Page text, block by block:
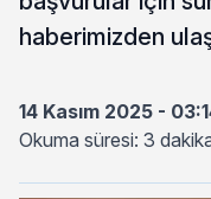
haberimizden
14 Kasım 2025 -
Okuma süresi: 3